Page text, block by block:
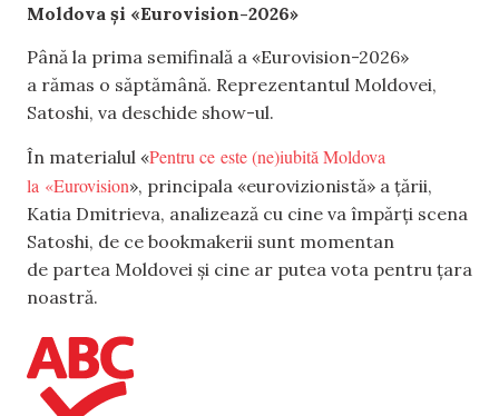
Moldova și «Eurovision-2026»
Până la prima semifinală a «Eurovision-2026»
a rămas o săptămână. Reprezentantul Moldovei,
Satoshi, va deschide show-ul.
În materialul «Pentru ce este (ne)iubită Moldova
la «Eurovision», principala «eurovizionistă» a țării,
Katia Dmitrieva, analizează cu cine va împărți scena
Satoshi, de ce bookmakerii sunt momentan
de partea Moldovei și cine ar putea vota pentru țara
noastră.